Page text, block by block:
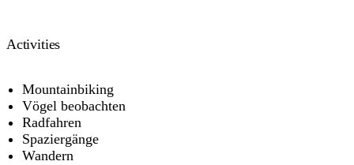
Activities
Mountainbiking
Vögel beobachten
Radfahren
Spaziergänge
Wandern